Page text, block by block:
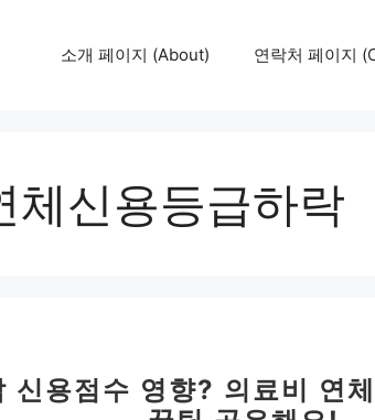
소개 페이지 (About) 연락처 페이지
체신용등급하락
신용점수 영향? 의료비 연